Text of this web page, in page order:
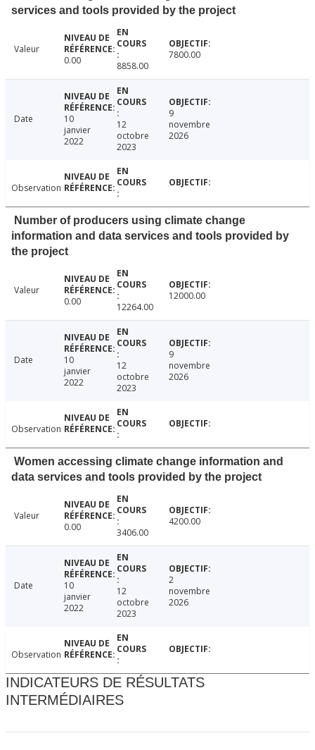
services and tools provided by the project
Valeur
0.00
8858.00
7800.00
Date
10
janvier
2022
12
octobre
2023
9
novembre
2026
Observation
Number of producers using climate change
information and data services and tools provided by
the project
Valeur
0.00
12264.00
12000.00
Date
10
janvier
2022
12
octobre
2023
9
novembre
2026
Observation
Women accessing climate change information and
data services and tools provided by the project
Valeur
0.00
3406.00
4200.00
Date
10
janvier
2022
12
octobre
2023
2
novembre
2026
Observation
INDICATEURS DE RÉSULTATS
INTERMÉDIAIRES